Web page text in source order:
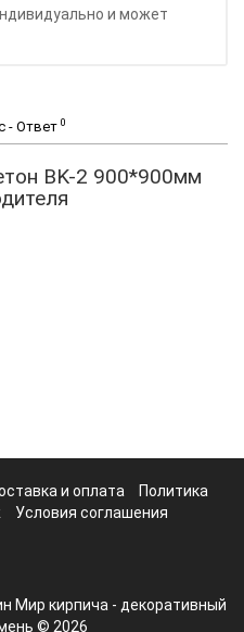
и может
- Ответ 0
BK-2 900*900мм
и оплата
Политика
Условия соглашения
Мир кирпича - декоративный
© 2026